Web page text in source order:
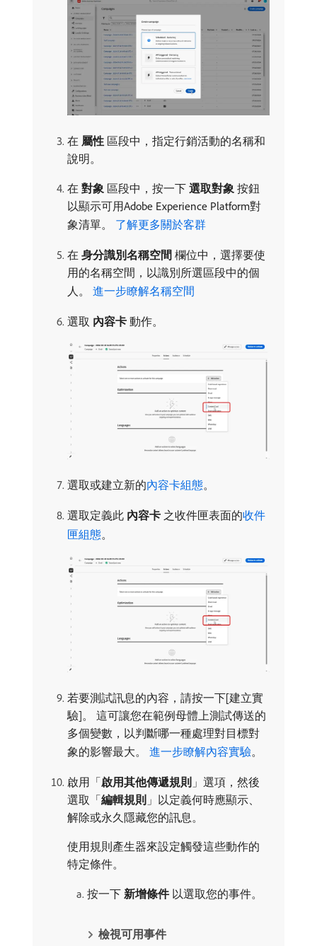
在​ 屬性 ​區段中，指定行銷活動的名稱和
說明。
在​ 對象 ​區段中，按一下​ 選取對象 ​按鈕
以顯示可用Adobe Experience Platform對
象清單。 了解更多關於客群
在​ 身分識別名稱空間 ​欄位中，選擇要使
用的名稱空間，以識別所選區段中的個
人。 進一步瞭解名稱空間
選取​ 內容卡 ​動作。
選取或建立新的內容卡組態。
選取定義此​ 內容卡 ​之收件匣表面的收件
匣組態。
若要測試訊息的內容，請按一下[建立實
驗]。
這可讓您在範例母體上測試傳送的
多個變數，以判斷哪一種處理對目標對
象的影響最大。 進一步瞭解內容實驗。
啟用「啟用其他傳遞規則 」選項，然後
選取「編輯規則 」以定義何時應顯示、
解除或永久隱藏您的訊息。
使用規則產生器來設定觸發這些動作的
特定條件。
按一下​ 新增條件​以選取您的事件。
檢視可用事件